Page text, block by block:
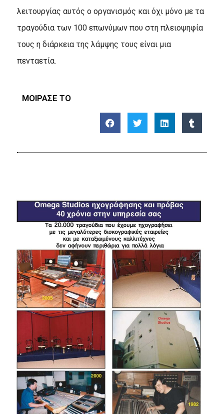
λειτουργίας αυτός ο οργανισμός και όχι μόνο με τα
τραγούδια των 100 επωνύμων που στη πλειοψηφία
τους η διάρκεια της λάμψης τους είναι μια
πενταετία.
ΜΟΙΡΑΣΕ ΤΟ